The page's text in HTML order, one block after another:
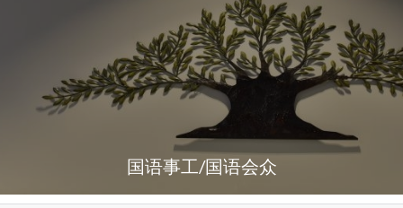
国语事工/国语会众